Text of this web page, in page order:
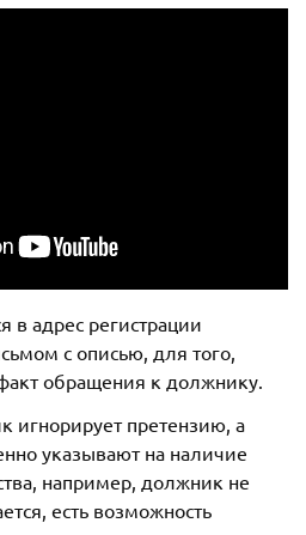
в адрес регистрации
с описью, для того,
обращения к должнику.
игнорирует претензию, а
указывают на наличие
например, должник не
есть возможность